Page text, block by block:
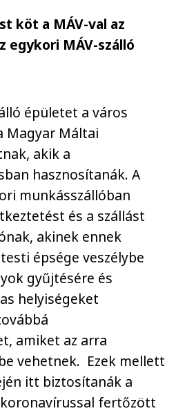
köt a MÁV-val az
egykori MÁV-szálló
épületet a város
Magyar Máltai
akik a
hasznosítanák. A
munkásszállóban
és a szállást
akinek ennek
épsége veszélybe
gyűjtésére és
helyiségeket
amiket az arra
vehetnek. Ezek mellett
itt biztosítanák a
fertőzött